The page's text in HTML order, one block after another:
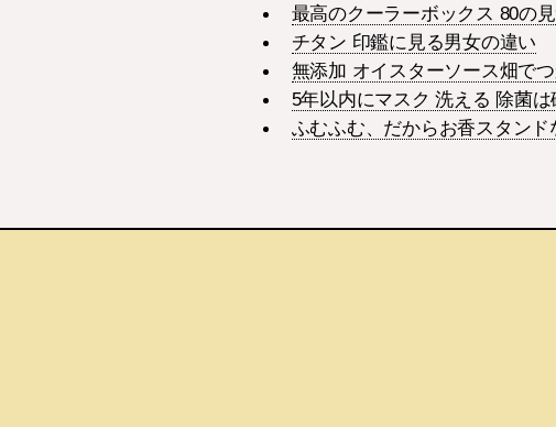
最高のクーラーボックス 80の
チタン 印鑑に見る男女の違い
無添加 オイスターソース畑で
5年以内にマスク 洗える 除菌
ふむふむ、だからお香スタンド